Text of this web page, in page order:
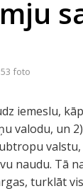
53 foto
iemeslu,
valodu, un
naudu. Tā
turklāt